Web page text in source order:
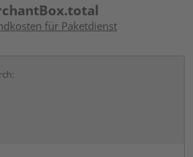
für Paketdienst